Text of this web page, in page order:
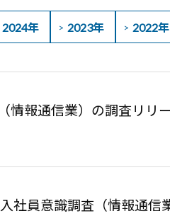
2024年 2023年 2022年
情報通信業）の調査リリ
社員意識調査（情報通信